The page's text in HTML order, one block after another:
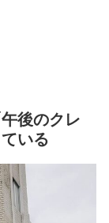
後のクレ
いる